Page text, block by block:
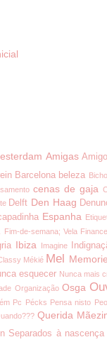
Amigas
Barcelona beleza
cenas de gaja
Delft Den Haag
Espanha
Fim-de-semana; Vela
Ibiza Imagine
Mékié Mel
esquecer Nunca mais
Organização Osga
Pc Pécks Pensa nisto
Querida
Separados à nascença